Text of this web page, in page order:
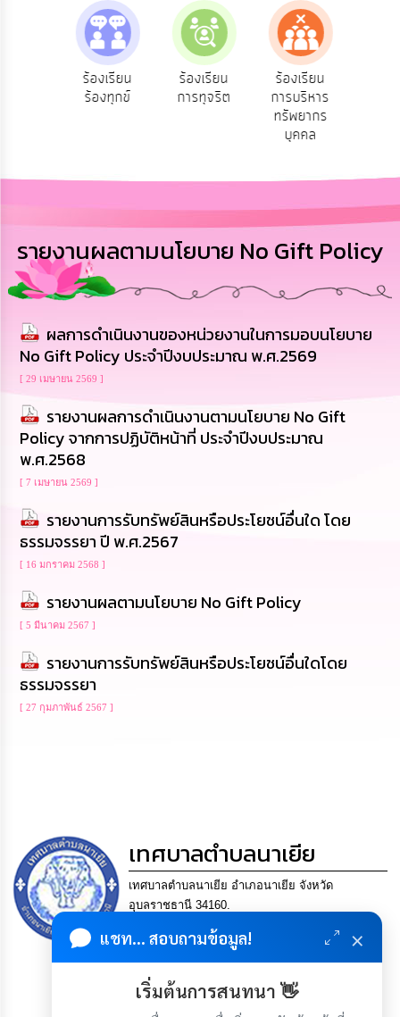
ยุทธศาสตร์/
ทรัพยากร
การ
บริหาร
งาน
การ
ส่ง
เสริม
ความ
โปร่งใส
การ
จัด
ซื้อ
จัด
การ
เงิน
การ
คลัง
นโยบาย
No
Gift
Policy
มาตรการ
ส่ง
เสริม
คุณธรรม
และ
โปร่งใส
ร้องเรียน
ร้องทุกข์
ร้องเรียน
การทุจริต
ร้องเรียน
การบริหาร
ทรัพยากร
บุคคล
รายงานผลตามนโยบาย No Gift Policy
ผลการดำเนินงานของหน่วยงานในการมอบนโยบาย
No Gift Policy ประจำปีงบประมาณ พ.ศ.2569
[ 29 เมษายน 2569 ]
รายงานผลการดำเนินงานตามนโยบาย No Gift
Policy จากการปฏิบัติหน้าที่ ประจำปีงบประมาณ
พ.ศ.2568
[ 7 เมษายน 2569 ]
รายงานการรับทรัพย์สินหรือประโยชน์อื่นใด โดย
ธรรมจรรยา ปี พ.ศ.2567
[ 16 มกราคม 2568 ]
รายงานผลตามนโยบาย No Gift Policy
[ 5 มีนาคม 2567 ]
รายงานการรับทรัพย์สินหรือประโยชน์อื่นใดโดย
ธรรมจรรยา
[ 27 กุมภาพันธ์ 2567 ]
เทศบาลตำบลนาเยีย
เทศบาลตำบลนาเยีย อำเภอนาเยีย จังหวัด
อุบลราชธานี 34160.
saraban@nayia.go.th
สร้างคน สร้างงาน สร้างบ้าน สร้างสามัคคี
แชท... สอบถามข้อมูล! ×
เริ่มต้นการสนทนา 👋